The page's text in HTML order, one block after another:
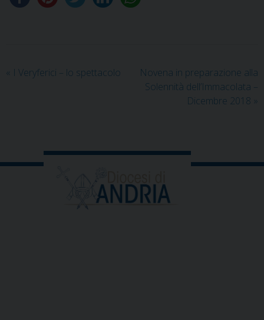
« I Veryferici – lo spettacolo
Novena in preparazione alla
Solennità dell’Immacolata –
Dicembre 2018 »